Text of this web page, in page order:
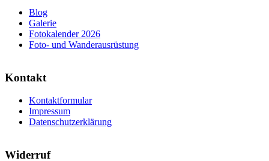
Blog
Galerie
Fotokalender 2026
Foto- und Wanderausrüstung
Kontakt
Kontaktformular
Impressum
Datenschutzerklärung
Widerruf